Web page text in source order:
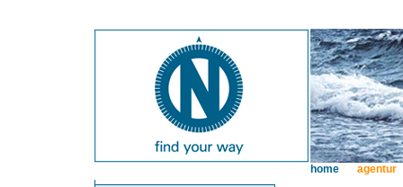
home agentur